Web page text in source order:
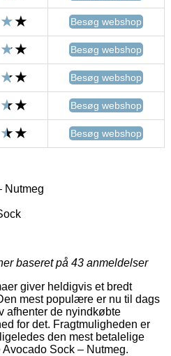
Besøg webshop
Besøg webshop
Besøg webshop
Besøg webshop
Besøg webshop
Nutmeg
baseret på 43 anmeldelser
giver heldigvis et bredt
mest populære er nu til dags
afhenter de nyindkøbte
for det. Fragtmuligheden er
den mest betalelige
Sock – Nutmeg.